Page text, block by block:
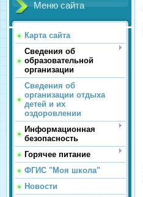
Меню сайта
Карта сайта
Сведения об
образовательной
организации
Сведения об
организации отдыха
детей и их
оздоровлении
Информационная
безопасность
Горячее питание
ФГИС "Моя школа"
Новости